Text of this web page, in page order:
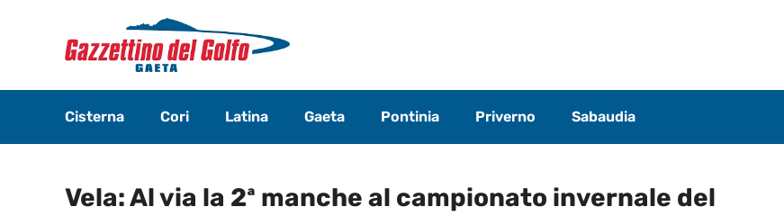
contenuto
Cisterna Cori Latina Gaeta Pontinia Priverno Sabaudia
Vela: Al via la 2ª manche al campionato invernale del